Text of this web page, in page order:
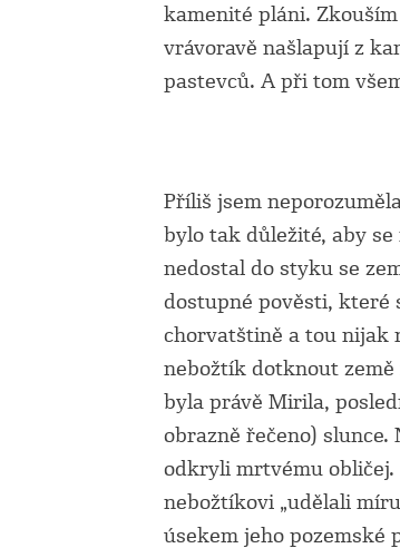
kamenité pláni.
vrávoravě našlapují z
pastevců. A při tom
Příliš jsem
bylo tak důležité, aby
nedostal do styku se
dostupné pověsti, které
chorvatštině a tou nijak
nebožtík dotknout země
byla právě Mirila,
obrazně řečeno)
odkryli mrtvému obličej.
nebožtíkovi „udělali
úsekem jeho pozemské